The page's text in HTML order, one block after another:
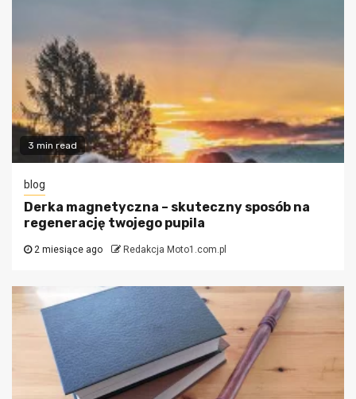
3 min read
blog
Derka magnetyczna – skuteczny sposób na
regenerację twojego pupila
2 miesiące ago Redakcja Moto1.com.pl